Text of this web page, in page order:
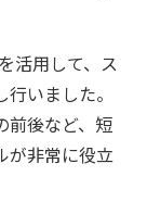
活用して、ス
いました。
前後など、短
が非常に役立